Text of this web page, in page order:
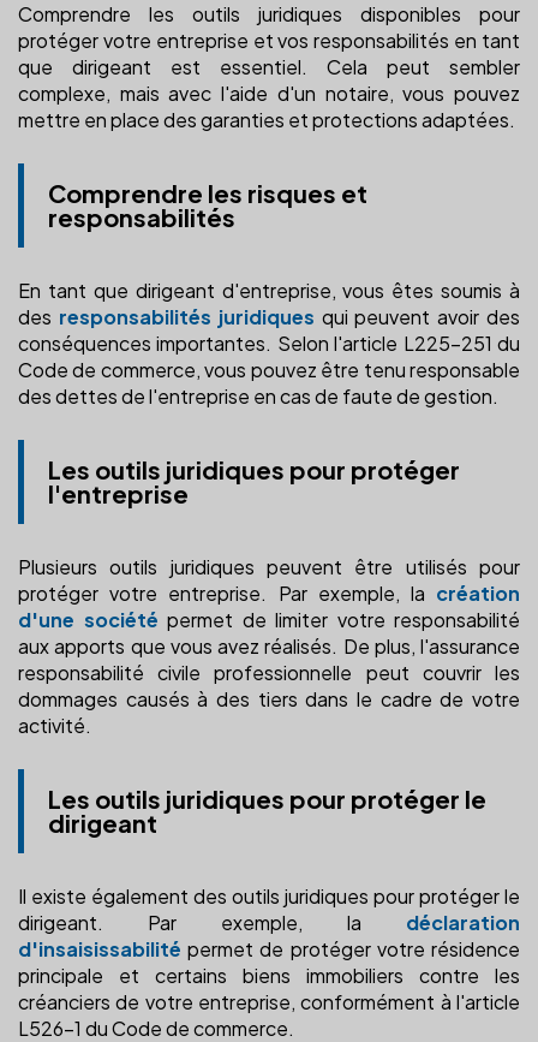
Comprendre les outils juridiques disponibles pour
protéger votre entreprise et vos responsabilités en tant
que dirigeant est essentiel. Cela peut sembler
complexe, mais avec l'aide d'un notaire, vous pouvez
mettre en place des garanties et protections adaptées.
Comprendre les risques et
responsabilités
En tant que dirigeant d'entreprise, vous êtes soumis à
des responsabilités juridiques qui peuvent avoir des
conséquences importantes. Selon l'article L225-251 du
Code de commerce, vous pouvez être tenu responsable
des dettes de l'entreprise en cas de faute de gestion.
Les outils juridiques pour protéger
l'entreprise
Plusieurs outils juridiques peuvent être utilisés pour
protéger votre entreprise. Par exemple, la création
d'une société permet de limiter votre responsabilité
aux apports que vous avez réalisés. De plus, l'assurance
responsabilité civile professionnelle peut couvrir les
dommages causés à des tiers dans le cadre de votre
activité.
Les outils juridiques pour protéger le
dirigeant
Il existe également des outils juridiques pour protéger le
dirigeant. Par exemple, la déclaration
d'insaisissabilité permet de protéger votre résidence
principale et certains biens immobiliers contre les
créanciers de votre entreprise, conformément à l'article
L526-1 du Code de commerce.